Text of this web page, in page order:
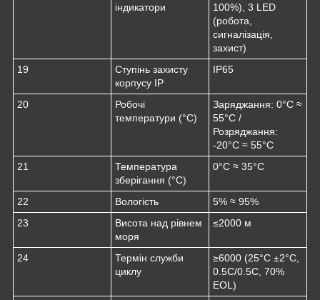
індикатори
100%), 3 LED
(робота,
сигналізація,
захист)
19
Ступінь захисту
корпусу IP
IP65
20
Робочі
температури (°C)
Заряджання: 0°C ≈
55°C /
Розряджання:
-20°C ≈ 55°C
21
Температура
зберігання (°C)
0°C ≈ 35°C
22 Вологість
5% ≈ 95%
23
Висота над рівнем
моря
≤2000 м
24
Термін служби
циклу
≥6000 (25°C ±2°C,
0.5C/0.5C, 70%
EOL)